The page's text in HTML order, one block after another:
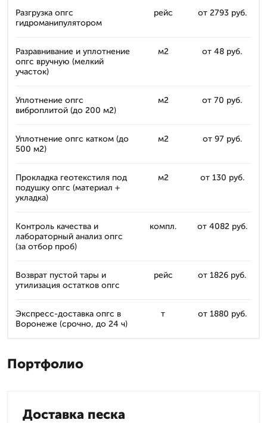
Разгрузка опгс
гидроманипулятором
рейс от 2793 руб.
Разравнивание и уплотнение
опгс вручную (мелкий
участок)
м2 от 48 руб.
Уплотнение опгс
виброплитой (до 200 м2)
м2 от 70 руб.
Уплотнение опгс катком (до
500 м2)
м2 от 97 руб.
Прокладка геотекстиля под
подушку опгс (материал +
укладка)
м2 от 130 руб.
Контроль качества и
лабораторный анализ опгс
(за отбор проб)
компл. от 4082 руб.
Возврат пустой тары и
утилизация остатков опгс
рейс от 1826 руб.
Экспресс-доставка опгс в
Воронеже (срочно, до 24 ч)
т от 1880 руб.
Портфолио
Доставка песка